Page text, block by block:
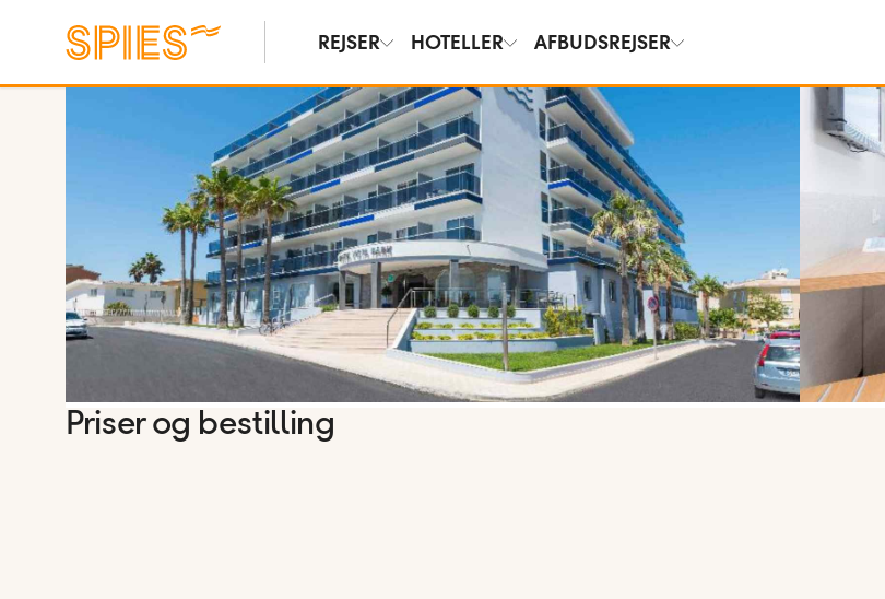
REJSER HOTELLER AFBUDSREJSER
Vis billeder
Priser og bestilling